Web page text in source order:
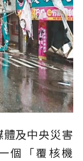
及中央災害
個「覆核機